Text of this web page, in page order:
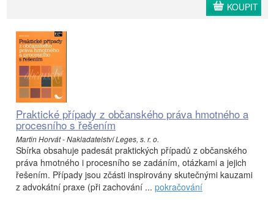
KOUPIT
Praktické případy z občanského práva hmotného a
procesního s řešením
Martin Horvát - Nakladatelství Leges, s. r. o.
Sbírka obsahuje padesát praktických případů z občanského
práva hmotného i procesního se zadáním, otázkami a jejich
řešením. Případy jsou zčásti inspirovány skutečnými kauzami
z advokátní praxe (při zachování ... pokračování